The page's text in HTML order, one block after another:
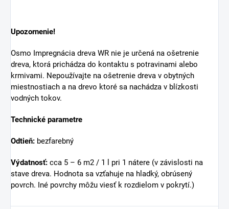
Upozornenie!
Osmo Impregnácia dreva WR nie je určená na ošetrenie
dreva, ktorá prichádza do kontaktu s potravinami alebo
krmivami. Nepoužívajte na ošetrenie dreva v obytných
miestnostiach a na drevo ktoré sa nachádza v blízkosti
vodných tokov.
Technické parametre
Odtieň: bezfarebný
Výdatnosť: cca 5 – 6 m2 / 1 l pri 1 nátere (v závislosti na
stave dreva. Hodnota sa vzťahuje na hladký, obrúsený
povrch. Iné povrchy môžu viesť k rozdielom v pokrytí.)